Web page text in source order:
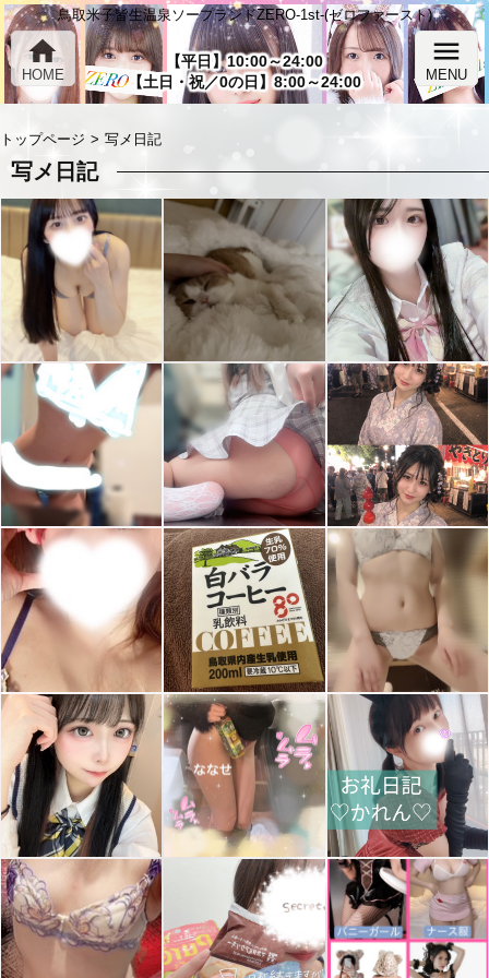
鳥取米子皆生温泉ソープランドZERO-1st-(ゼロファースト)
【平日】10:00～24:00
【土日・祝／0の日】8:00～24:00
home
HOME
menu
MENU
トップページ 写メ日記
写メ日記